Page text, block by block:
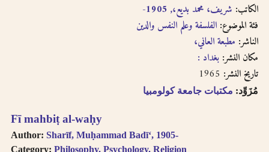
Tanwīn al-Fatḥ is
written in
transliteration as -
Fī mahbiṭ al-waḥy
Author: Sharīf, Muḥammad Badīʻ, 1905-
Category: Philosophy. Psychology. Religion
الكاتب: شريف، محمد بديع،, 1905-
فئة الموضوع: الفلسفة وعلم النفس والدين
الناشر: مطبعة العاني،
مكان النشر: بغداد :
تاريخ النشر:
مُزَوِّد: مكتبات جامعة كولومبيا